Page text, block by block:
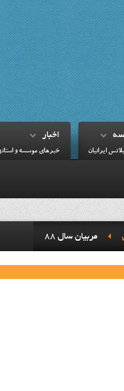
ايرانيان
اخبار
خبرهاي موسسه و
مربيان سال 88